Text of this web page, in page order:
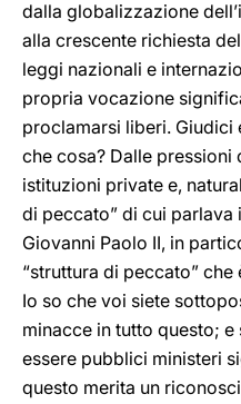
dalla globalizzazione
alla crescente richiesta
leggi nazionali e
propria vocazione
proclamarsi liberi. Giudici
che cosa? Dalle
istituzioni private e,
di peccato” di cui parlava
Giovanni Paolo II, in
“struttura di peccato”
Io so che voi siete
minacce in tutto questo;
essere pubblici ministeri
questo merita un